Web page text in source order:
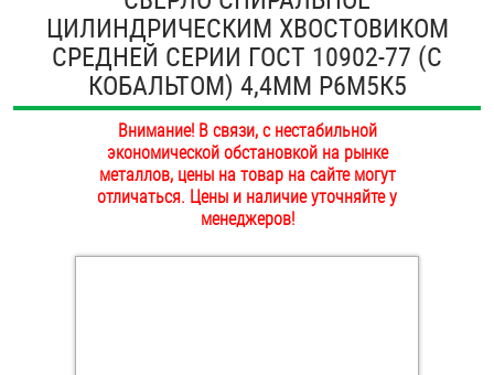
ОПЛАТА И ДОСТАВКА
НАШИ МАГАЗИНЫ
Втулки
Гайки
Дюбели
Дюймовый крепёж
ЦИЛИНДРИЧЕСКИМ ХВОСТОВИКОМ
СРЕДНЕЙ СЕРИИ ГОСТ 10902-77 (С
КОБАЛЬТОМ) 4,4ММ Р6М5К5
Внимание! В связи, с нестабильной
экономической обстановкой на рынке
металлов, цены на товар на сайте могут
отличаться. Цены и наличие уточняйте у
менеджеров!